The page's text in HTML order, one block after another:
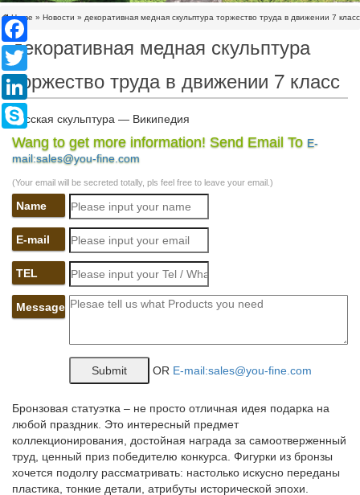
Home » Новости » декоративная медная скульптура торжество труда в движении 7 класс
декоративная медная скульптура
торжество труда в движении 7 класс
Русская скульптура — Википедия
В середине XVIII века декоративная скульптура переживала
подъём. Она нашла широкое применение в архитектуре
барокко.В 1943-45 на мосту Ленинградского шоссе Москвы
был поставлен скульптурный ансамбль «Торжество Победы»
Томского — юноша и девушка, два…
Скульптура – Презентация 26791-7
Художественные стили, направления и группы. Анимализм.
Классификация отраслей декоративно-прикладного
искусства.Пластилин в 3 классе. Рисование пластилином.
Искусство дизайна.
Михаил Бабурин – торжество труда
Приходилось что-то придумывать за автора, чтобы не
перепутать работы. Торжество труда – это ключевое
определение всего его творчества, посвященного рабочему
классу, колхозникам, славным сыновьям и дочерям Родины.
Урока в 7 классе по теме &quot;Художественные изделия из…
Сертификат для каждого участника БЕСПЛАТНО в день
Wang to get more information! Send Email To E-
mail:sales@you-fine.com
(Your email will be secreted totally, pls feel free to leave your email.)
Name
E-mail
TEL
Message
OR E-mail:sales@you-fine.com
Бронзовая статуэтка – не просто отличная идея подарка на
любой праздник. Это интересный предмет
коллекционирования, достойная награда за самоотверженный
труд, ценный приз победителю конкурса. Фигурки из бронзы
хочется подолгу рассматривать: настолько искусно переданы
пластика, тонкие детали, атрибуты исторической эпохи.
Facebook
Twitter
LinkedIn